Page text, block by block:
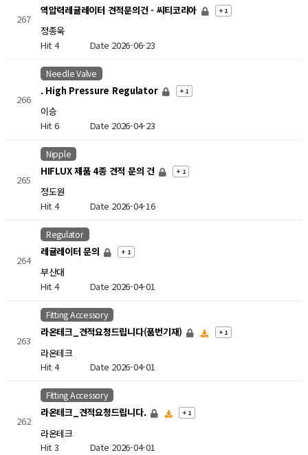
267
역압력레귤레이터 견적문의건 - 씨티코리아 + 1
정종욱
Hit 4 Date 2026-06-23
266
Needle Valve
. High Pressure Regulator + 1
이승
Hit 6 Date 2026-04-23
265
Nipple
HIFLUX 제품 4종 견적 문의 건 + 1
정도원
Hit 4 Date 2026-04-16
264
Regulator
레귤레이터 문의 + 1
부산대
Hit 4 Date 2026-04-01
263
Fitting Accessory
라온테크_견적요청드립니다(품번기재) + 1
라온테크
Hit 4 Date 2026-04-01
262
Fitting Accessory
라온테크_견적요청드립니다. + 1
라온테크
Hit 3 Date 2026-04-01